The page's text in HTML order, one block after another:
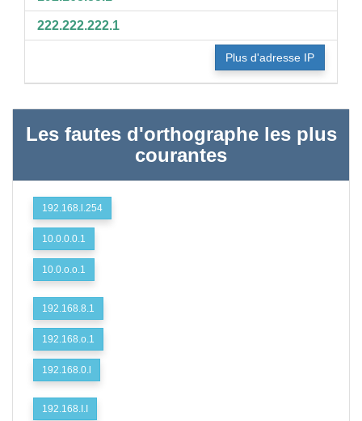
222.222.222.1
Plus d'adresse IP
Les fautes d'orthographe les plus
courantes
192.168.l.254
10.0.0.0.1
10.0.o.o.1
192.168.8.1
192.168.o.1
192.168.0.l
192.168.I.I